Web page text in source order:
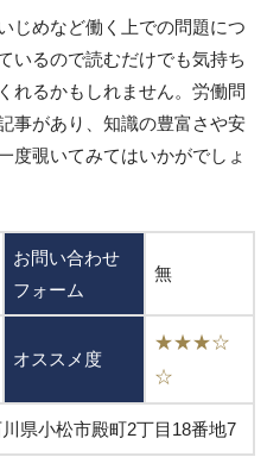
じめなど働く上での問題につ
いるので読むだけでも気持ち
れるかもしれません。労働問
事があり、知識の豊富さや安
度覗いてみてはいかがでしょ
お問い合わせ
フォーム
無
オススメ度
★★★☆
☆
県小松市殿町2丁目18番地7